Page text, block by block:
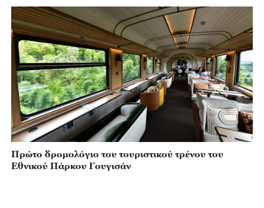
Πρώτο δρομολόγιο του τουριστικού τρένου του
Εθνικού Πάρκου Γουγισάν